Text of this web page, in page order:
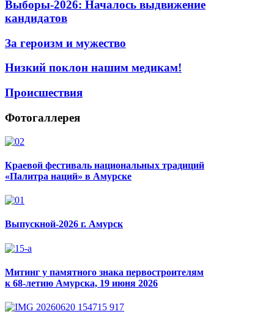
Выборы-2026: Началось выдвижение
кандидатов
За героизм и мужество
Низкий поклон нашим медикам!
Происшествия
Фотогаллерея
Краевой фестиваль национальных традиций
«Палитра наций» в Амурске
Выпускной-2026 г. Амурск
Митинг у памятного знака первостроителям
к 68-летию Амурска, 19 июня 2026